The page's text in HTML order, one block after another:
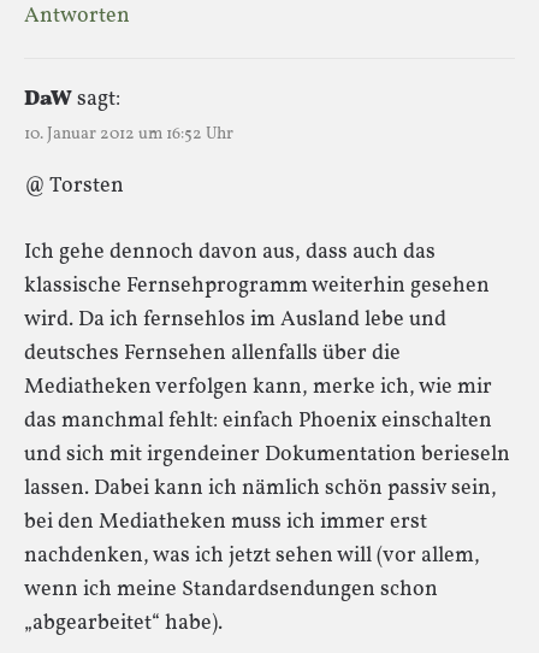
Antworten
DaWsagt:
10. Januar 2012 um 16:52 Uhr
@ Torsten
Ich gehe dennoch davon aus, dass auch das
klassische Fernsehprogramm weiterhin gesehen
wird. Da ich fernsehlos im Ausland lebe und
deutsches Fernsehen allenfalls über die
Mediatheken verfolgen kann, merke ich, wie mir
das manchmal fehlt: einfach Phoenix einschalten
und sich mit irgendeiner Dokumentation berieseln
lassen. Dabei kann ich nämlich schön passiv sein,
bei den Mediatheken muss ich immer erst
nachdenken, was ich jetzt sehen will (vor allem,
wenn ich meine Standardsendungen schon
„abgearbeitet“ habe).